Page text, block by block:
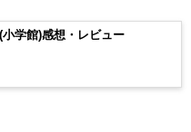
学館)感想・レビュー